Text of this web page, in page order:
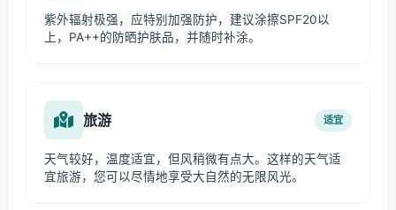
紫外辐射极强，应特别加强防护，建议涂擦SPF20以
上，PA++的防晒护肤品，并随时补涂。
旅游 适宜
天气较好，温度适宜，但风稍微有点大。这样的天气适
宜旅游，您可以尽情地享受大自然的无限风光。